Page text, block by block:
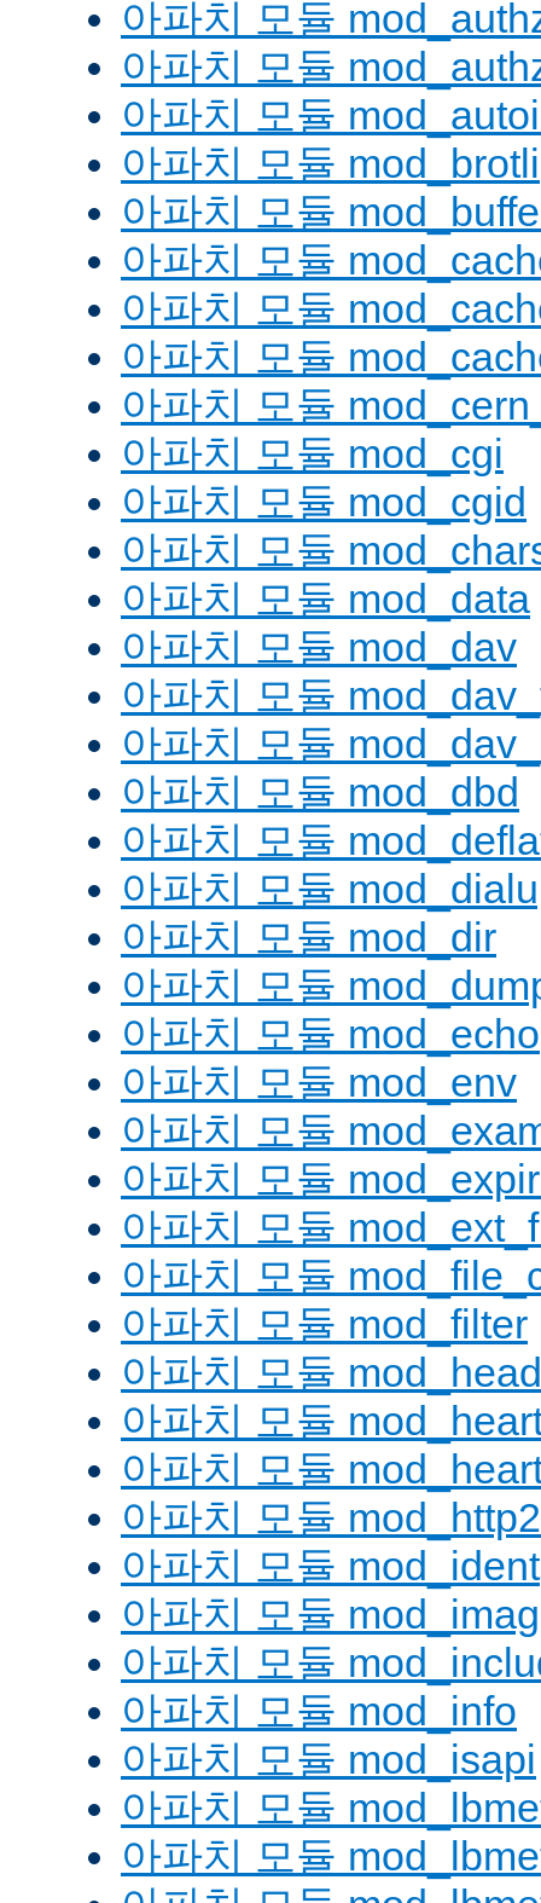
아파치 모듈
아파치 모듈
아파치 모듈
아파치 모듈 mod_brotli
아파치 모듈
아파치 모듈
아파치 모듈
아파치 모듈
아파치 모듈
아파치 모듈 mod_cgi
아파치 모듈 mod_cgid
아파치 모듈
아파치 모듈 mod_data
아파치 모듈 mod_dav
아파치 모듈
아파치 모듈
아파치 모듈 mod_dbd
아파치 모듈
아파치 모듈
아파치 모듈 mod_dir
아파치 모듈
아파치 모듈 mod_echo
아파치 모듈 mod_env
아파치 모듈
아파치 모듈
아파치 모듈
아파치 모듈
아파치 모듈 mod_filter
아파치 모듈
아파치 모듈
아파치 모듈
아파치 모듈 mod_http2
아파치 모듈 mod_ident
아파치 모듈
아파치 모듈
아파치 모듈 mod_info
아파치 모듈 mod_isapi
아파치 모듈
아파치 모듈